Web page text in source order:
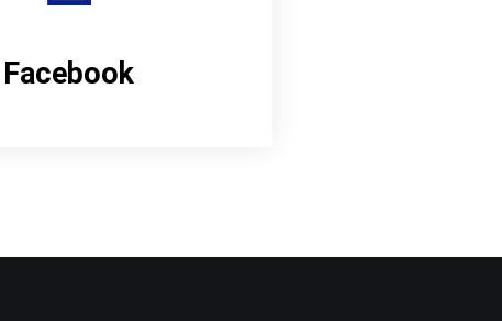
Facebook